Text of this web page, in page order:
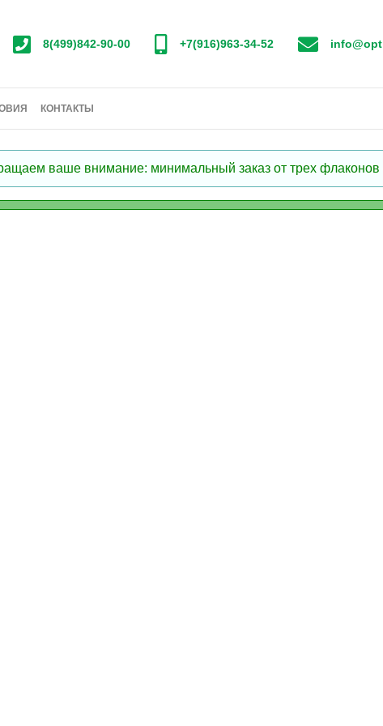
8(499)842-90-00 +7(916)963-34-52
КОНТАКТЫ
ваше внимание: минимальный заказ от трех